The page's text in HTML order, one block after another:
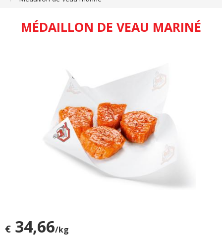
MÉDAILLON DE VEAU MARINÉ
€ 34,66/kg